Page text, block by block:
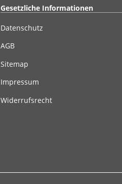
Gesetzliche Informationen
Datenschutz
AGB
Sitemap
Impressum
Widerrufsrecht